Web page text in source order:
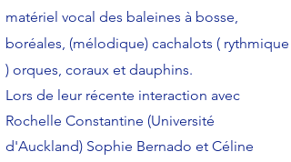
matériel vocal des baleines à bosse,
boréales, (mélodique) cachalots ( rythmique
) orques, coraux et dauphins.
Lors de leur récente interaction avec
Rochelle Constantine (Université
d'Auckland) Sophie Bernado et Céline